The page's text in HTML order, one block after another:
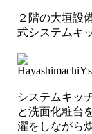
２階の大垣設
式システムキ
システムキッ
と洗面化粧台
濯をしながら